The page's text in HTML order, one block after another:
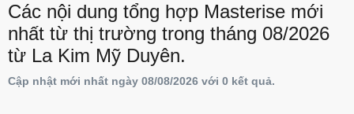
Các nội dung tổng hợp Masterise mới
nhất từ thị trường trong tháng 08/2026
từ La Kim Mỹ Duyên.
Cập nhật mới nhất ngày 08/08/2026 với 0 kết quả.